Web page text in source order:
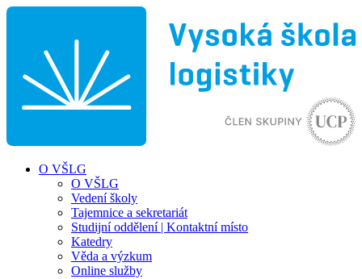
O VŠLG
O VŠLG
Vedení školy
Tajemnice a sekretariát
Studijní oddělení | Kontaktní místo
Katedry
Věda a výzkum
Online služby